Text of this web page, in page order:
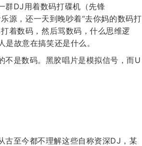
群DJ用着数码打碟机（先锋
源，还一天到晚吵着“去你妈的数码打
着数码，然后骂数码，什么思维逻
故意在搞笑还是什么。
不是数码。黑胶唱片是模拟信号，而U
古至今都不理解这些自称资深DJ，某